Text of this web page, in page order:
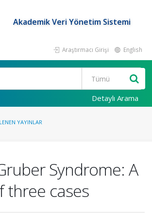
Akademik Veri Yönetim Sistemi
Araştırmacı Girişi English
Detaylı Arama
YAYINLAR
Syndrome: A
three cases